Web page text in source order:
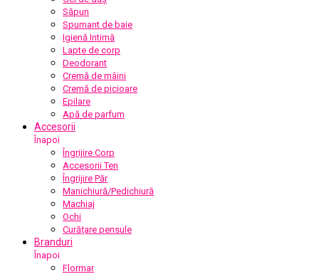
Săpun
Spumant de baie
Igienă Intimă
Lapte de corp
Deodorant
Cremă de mâini
Cremă de picioare
Epilare
Apă de parfum
Accesorii
Înapoi
Îngrijire Corp
Accesorii Ten
Îngrijire Păr
Manichiură/Pedichiură
Machiaj
Ochi
Curățare pensule
Branduri
Înapoi
Flormar